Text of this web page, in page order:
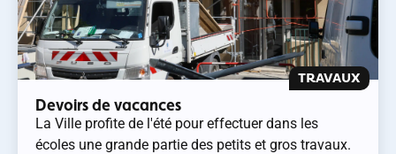
TRAVAUX
Devoirs de vacances
La Ville profite de l'été pour effectuer dans les
écoles une grande partie des petits et gros travaux.